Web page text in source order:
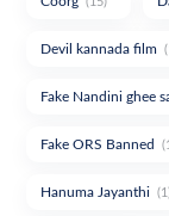
Devil kannada film
Fake Nandini ghee
Fake ORS Banned
Hanuma Jayanthi